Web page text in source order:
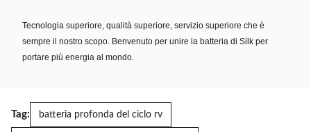
Tecnologia superiore, qualità superiore, servizio superiore che è
sempre il nostro scopo. Benvenuto per unire la batteria di Silk per
portare più energia al mondo.
Tag: batteria profonda del ciclo rv